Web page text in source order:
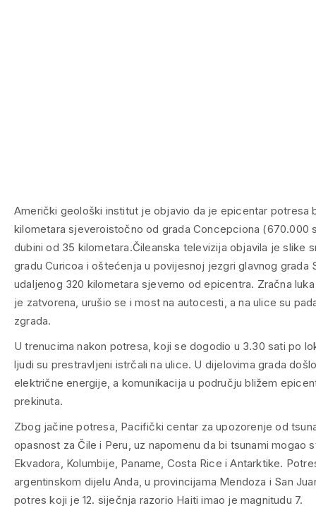
Američki geološki institut je objavio da je epicentar potresa
kilometara sjeveroistočno od grada Concepciona (670.000
dubini od 35 kilometara.Čileanska televizija objavila je slike
gradu Curicoa i oštećenja u povijesnoj jezgri glavnog grada
udaljenog 320 kilometara sjeverno od epicentra. Zračna
je zatvorena, urušio se i most na autocesti, a na ulice su
zgrada.
U trenucima nakon potresa, koji se dogodio u 3.30 sati po
ljudi su prestravljeni istrčali na ulice. U dijelovima grada
električne energije, a komunikacija u području bližem
prekinuta.
Zbog jačine potresa, Pacifički centar za upozorenje od
opasnost za Čile i Peru, uz napomenu da bi tsunami mogao
Ekvadora, Kolumbije, Paname, Costa Rice i Antarktike.
argentinskom dijelu Anda, u provincijama Mendoza i San
potres koji je 12. siječnja razorio Haiti imao je magnitudu 7.